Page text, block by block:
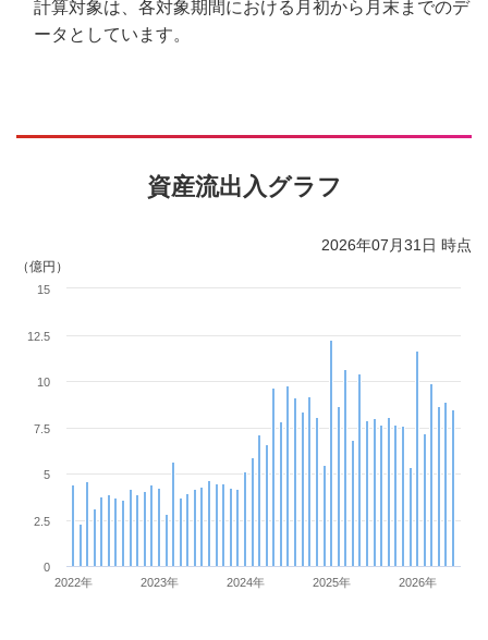
計算対象は、各対象期間における月初から月末までのデ
ータとしています。
資産流出入グラフ
2026年07月31日 時点
（億円）
2022年 2023年 2024年 2025年 2026年
0
10
2.5
5
7.5
12.5
15